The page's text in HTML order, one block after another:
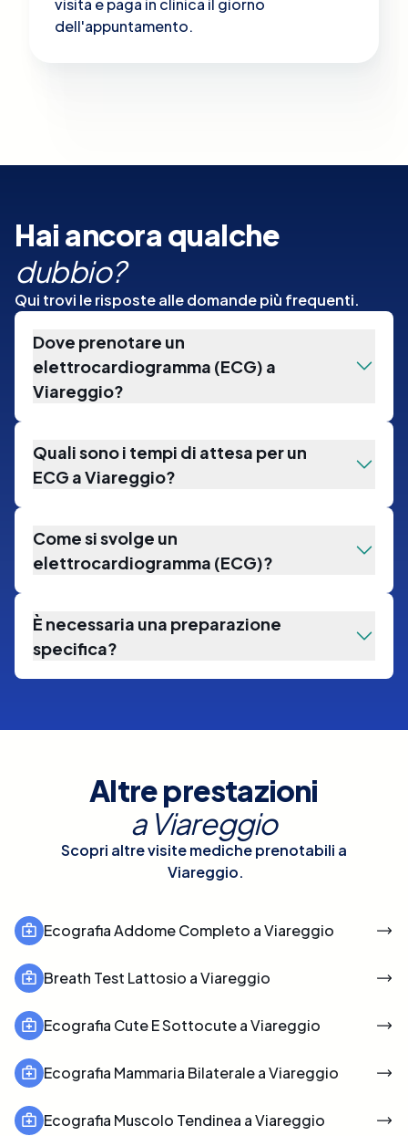
dell'appuntamento.
Hai ancora qualche
dubbio?
Qui trovi le risposte alle domande più frequenti.
Dove prenotare un
elettrocardiogramma (ECG) a
Viareggio?
Quali sono i tempi di attesa per un
ECG a Viareggio?
Come si svolge un
elettrocardiogramma (ECG)?
È necessaria una preparazione
specifica?
Altre prestazioni
a Viareggio
Scopri altre visite mediche prenotabili a
Viareggio.
Ecografia Addome Completo a Viareggio
Breath Test Lattosio a Viareggio
Ecografia Cute E Sottocute a Viareggio
Ecografia Mammaria Bilaterale a Viareggio
Ecografia Muscolo Tendinea a Viareggio